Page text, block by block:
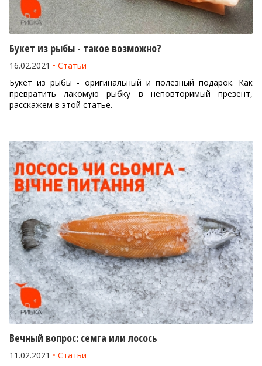
Букет из рыбы - такое возможно?
16.02.2021
Статьи
Букет из рыбы - оригинальный и полезный подарок. Как
превратить лакомую рыбку в неповторимый презент,
расскажем в этой статье.
Вечный вопрос: семга или лосось
11.02.2021 Статьи